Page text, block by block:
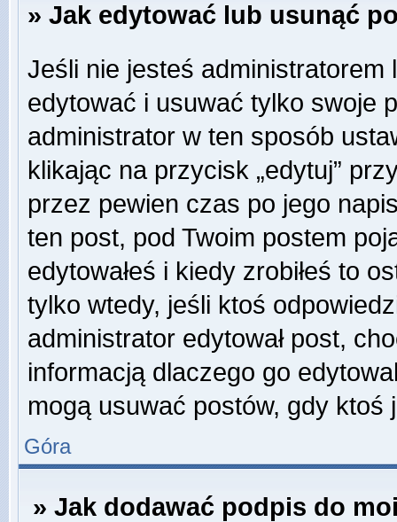
» Jak edytować lub usunąć
Jeśli nie jesteś
edytować i usuwać tylko swoje
administrator w ten sposób
klikając na przycisk „edytuj”
przez pewien czas po jego
ten post, pod Twoim postem
edytowałeś i kiedy zrobiłeś to
tylko wtedy, jeśli ktoś
administrator edytował post,
informacją dlaczego go
mogą usuwać postów, gdy ktoś
Góra
» Jak dodawać podpis do